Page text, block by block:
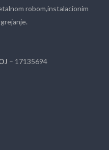
robom,instalacionim
– 17135694